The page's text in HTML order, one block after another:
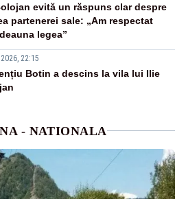
evită un răspuns clar despre
partenerei sale: „Am respectat
legea”
22:15
Botin a descins la vila lui Ilie
- NATIONALA